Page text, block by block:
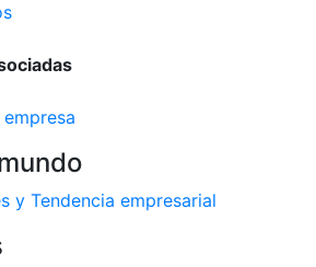
y Tendencia empresarial